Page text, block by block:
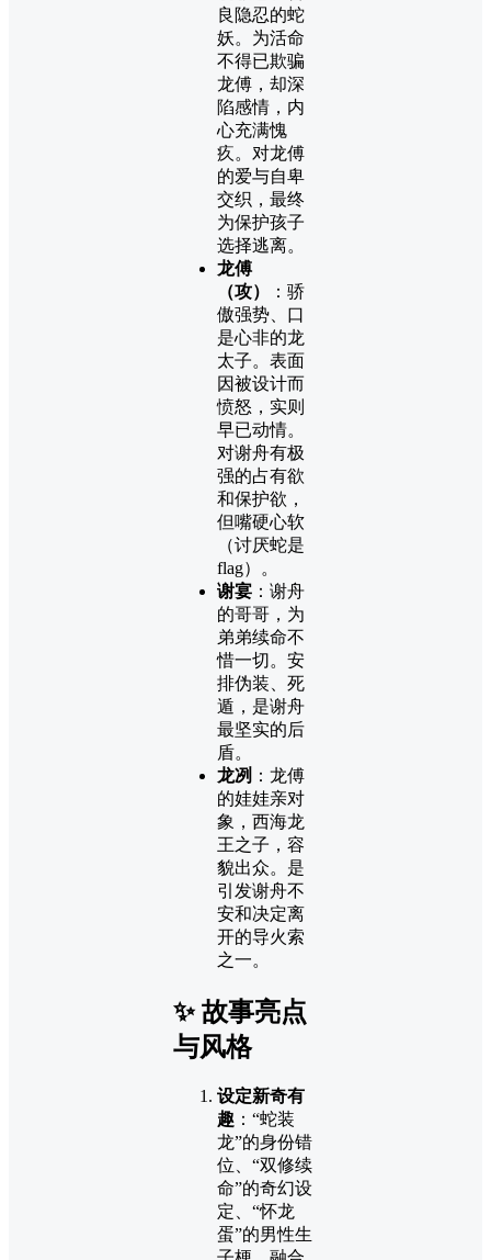
良隐忍的蛇
妖。为活命
不得已欺骗
龙傅，却深
陷感情，内
心充满愧
疚。对龙傅
的爱与自卑
交织，最终
为保护孩子
选择逃离。
龙傅
（攻）
：骄
傲强势、口
是心非的龙
太子。表面
因被设计而
愤怒，实则
早已动情。
对谢舟有极
强的占有欲
和保护欲，
但嘴硬心软
（讨厌蛇是
flag）。
谢宴 ：谢舟
的哥哥，为
弟弟续命不
惜一切。安
排伪装、死
遁，是谢舟
最坚实的后
盾。
龙冽 ：龙傅
的娃娃亲对
象，西海龙
王之子，容
貌出众。是
引发谢舟不
安和决定离
开的导火索
之一。
✨ 故事亮点
与风格
设定新奇有
趣 ：“蛇装
龙”的身份错
位、“双修续
命”的奇幻设
定、“怀龙
蛋”的男性生